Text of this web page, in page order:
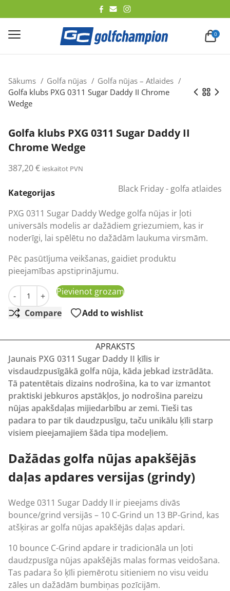
0
Sākums Golfa nūjas
Golfa nūjas – Atlaides
Golfa klubs PXG 0311 Sugar Daddy II Chrome
Wedge
Golfa klubs PXG 0311 Sugar Daddy II
Chrome Wedge
387,20€ ieskaitot PVN
Kategorijas Black Friday - golfa atlaides
PXG 0311 Sugar Daddy Wedge golfa nūjas ir ļoti
universāls modelis ar dažādiem griezumiem, kas ir
noderīgi, lai spēlētu no dažādām laukuma virsmām.
Pēc pasūtījuma veikšanas, gaidiet produktu
pieejamības apstiprinājumu.
-
Golfa klubs PXG 0311 Sugar Daddy II Chrome Wedge
+
Pievienot grozam
Compare
Add to wishlist
APRAKSTS
Jaunais PXG 0311 Sugar Daddy II ķīlis ir
visdaudzpusīgākā golfa nūja, kāda jebkad izstrādāta.
Tā patentētais dizains nodrošina, ka to var izmantot
praktiski jebkuros apstākļos, jo nodrošina pareizu
nūjas apakšdaļas mijiedarbību ar zemi. Tieši tas
padara to par tik daudzpusīgu, taču unikālu ķīli starp
visiem pieejamajiem šāda tipa modeļiem.
Dažādas golfa nūjas apakšējās
daļas apdares versijas (grindy)
Wedge 0311 Sugar Daddy II ir pieejams divās
bounce/grind versijās – 10 C-Grind un 13 BP-Grind, kas
atšķiras ar golfa nūjas apakšējās daļas apdari.
10 bounce C-Grind apdare ir tradicionāla un ļoti
daudzpusīga nūjas apakšējās malas formas veidošana.
Tas padara šo ķīli piemērotu sitieniem no visu veidu
zāles un dažādām bumbiņas pozīcijām.